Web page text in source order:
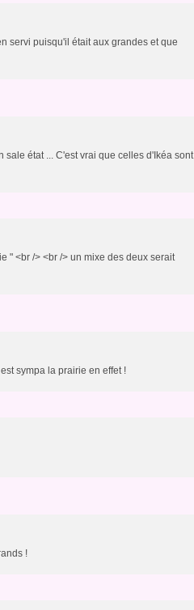
servi puisqu'il était aux grandes et que
état ... C'est vrai que celles d'Ikéa sont
" <br /> <br /> un mixe des deux serait
sympa la prairie en effet !
!